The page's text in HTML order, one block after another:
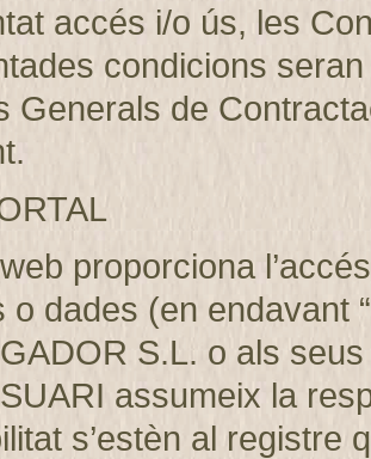
accés i/o ús, les
condicions
Generals de
proporciona
o dades (en endavant
S.L. o als
assumeix la
s’estèn al registre